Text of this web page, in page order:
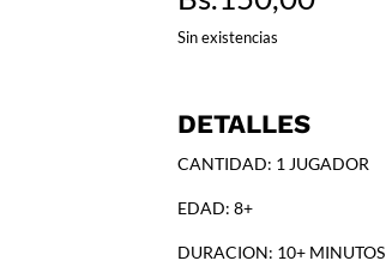
Sin existencias
DETALLES
CANTIDAD: 1 JUGADOR
EDAD: 8+
DURACION: 10+ MINUTOS